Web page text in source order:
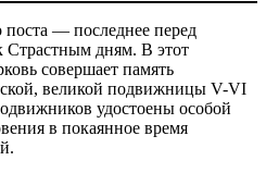
поста — последнее перед
Страстным дням. В этот
совершает память
великой подвижницы V-VI
удостоены особой
в покаянное время